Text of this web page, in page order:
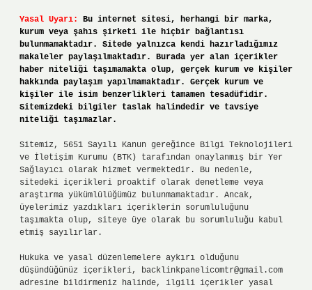
Yasal Uyarı:
Bu internet sitesi, herhangi bir marka,
kurum veya şahıs şirketi ile hiçbir bağlantısı
bulunmamaktadır. Sitede yalnızca kendi hazırladığımız
makaleler paylaşılmaktadır. Burada yer alan içerikler
haber niteliği taşımamakta olup, gerçek kurum ve kişiler
hakkında paylaşım yapılmamaktadır. Gerçek kurum ve
kişiler ile isim benzerlikleri tamamen tesadüfidir.
Sitemizdeki bilgiler taslak halindedir ve tavsiye
niteliği taşımazlar.
Sitemiz, 5651 Sayılı Kanun gereğince Bilgi Teknolojileri
ve İletişim Kurumu (BTK) tarafından onaylanmış bir Yer
Sağlayıcı olarak hizmet vermektedir. Bu nedenle,
sitedeki içerikleri proaktif olarak denetleme veya
araştırma yükümlülüğümüz bulunmamaktadır. Ancak,
üyelerimiz yazdıkları içeriklerin sorumluluğunu
taşımakta olup, siteye üye olarak bu sorumluluğu kabul
etmiş sayılırlar.
Hukuka ve yasal düzenlemelere aykırı olduğunu
düşündüğünüz içerikleri, backlinkpanelicomtr@gmail.com
adresine bildirmeniz halinde, ilgili içerikler yasal